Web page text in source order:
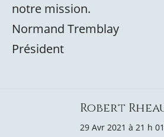
notre mission.
Normand Tremblay
Président
Robert
29 Avr 2021 à 21 h